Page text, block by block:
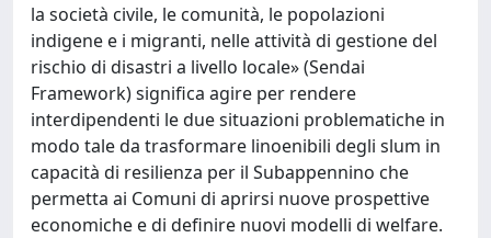
la società civile, le comunità, le popolazioni
indigene e i migranti, nelle attività di gestione del
rischio di disastri a livello locale» (Sendai
Framework) significa agire per rendere
interdipendenti le due situazioni problematiche in
modo tale da trasformare linoenibili degli slum in
capacità di resilienza per il Subappennino che
permetta ai Comuni di aprirsi nuove prospettive
economiche e di definire nuovi modelli di welfare.